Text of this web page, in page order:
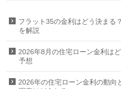
フラット35の金利はどう決まる
を解説
2026年8月の住宅ローン金利は
予想
2026年の住宅ローン金利の動向